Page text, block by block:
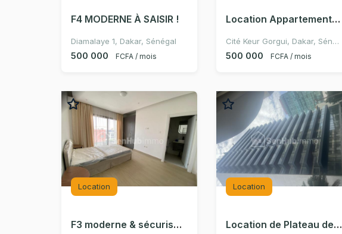
F4 MODERNE À SAISIR !
Diamalaye 1, Dakar, Sénégal
500 000 FCFA / mois
Location Appartement à la cité Keur Gorgui
Cité Keur Gorgui, Dakar, Sénégal
500 000 FCFA / mois
Location
F3 moderne & sécurisé situé à 2min de la mer-Sendou
Location
Location de Plateau de Bureau 700M2 – Dakar Plateau